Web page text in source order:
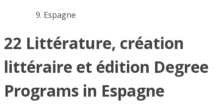
Espagne
22 Littérature, création
littéraire et édition Degree
Programs in Espagne